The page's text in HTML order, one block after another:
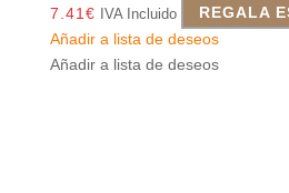
7.41 € IVA Incluido
REGALA
Añadir a lista de deseos
Añadir a lista de deseos